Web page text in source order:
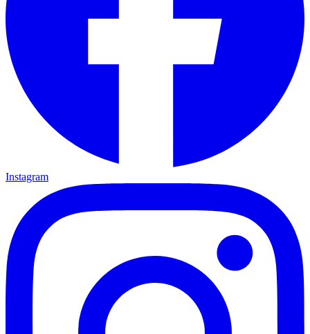
Instagram